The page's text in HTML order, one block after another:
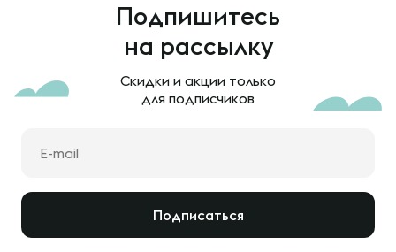
Подпишитесь
на рассылку
Скидки и акции только
для подписчиков
Подписаться